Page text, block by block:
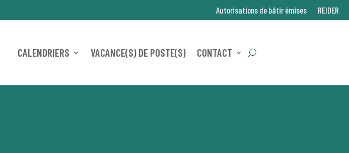
Autorisations de bâtir émises REIDER
CALENDRIERS VACANCE(S) DE POSTE(S) CONTACT